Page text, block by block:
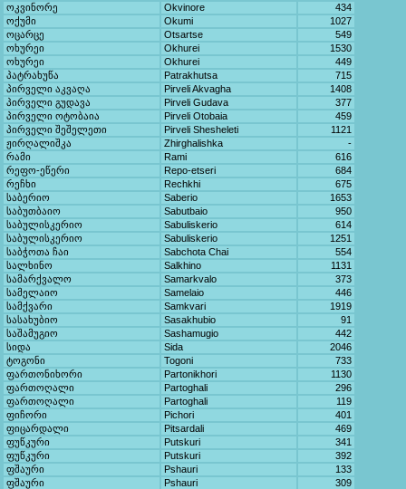
ოკვინორე
Okvinore
434
ოქუმი
Okumi
1027
ოცარცე
Otsartse
549
ოხურეი
Okhurei
1530
ოხურეი
Okhurei
449
პატრახუწა
Patrakhutsa
715
პირველი აკვაღა
Pirveli Akvagha
1408
პირველი გუდავა
Pirveli Gudava
377
პირველი ოტობაია
Pirveli Otobaia
459
პირველი შეშელეთი
Pirveli Shesheleti
1121
ჟირღალიშკა
Zhirghalishka
-
რამი
Rami
616
რეფო-ეწერი
Repo-etseri
684
რეჩხი
Rechkhi
675
საბერიო
Saberio
1653
საბუთბაიო
Sabutbaio
950
საბულისკერიო
Sabuliskerio
614
საბულისკერიო
Sabuliskerio
1251
საბჭოთა ჩაი
Sabchota Chai
554
სალხინო
Salkhino
1131
სამარქვალო
Samarkvalo
373
სამელაიო
Samelaio
446
სამქვარი
Samkvari
1919
სასახუბიო
Sasakhubio
91
საშამუგიო
Sashamugio
442
სიდა
Sida
2046
ტოგონი
Togoni
733
ფართონიხორი
Partonikhori
1130
ფართოღალი
Partoghali
296
ფართოღალი
Partoghali
119
ფიჩორი
Pichori
401
ფიცარდალი
Pitsardali
469
ფუწკური
Putskuri
341
ფუწკური
Putskuri
392
ფშაური
Pshauri
133
ფშაური
Pshauri
309